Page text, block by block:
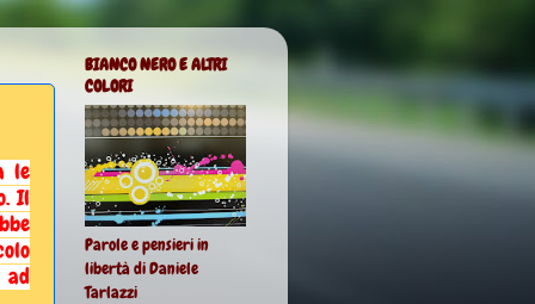
le
Il
ad
BIANCO NERO E ALTRI
COLORI
Parole e pensieri in
libertà di Daniele
Tarlazzi